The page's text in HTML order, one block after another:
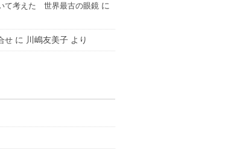
て考えた 世界最古の眼鏡 に
せ に 川嶋友美子 より